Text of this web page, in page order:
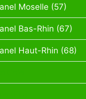
Moselle (57)
Bas-Rhin (67)
Haut-Rhin (68)